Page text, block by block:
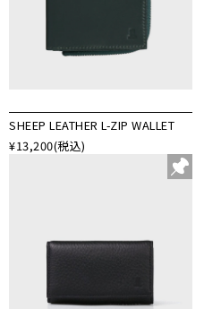
SHEEP LEATHER L-ZIP WALLET
¥13,200(税込)